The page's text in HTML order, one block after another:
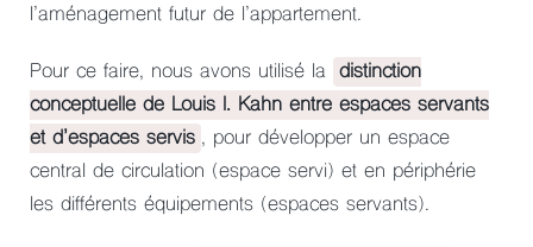
l’aménagement futur de l’appartement.
Pour ce faire, nous avons utilisé la distinction
conceptuelle de Louis I. Kahn entre espaces servants
et d’espaces servis , pour développer un espace
central de circulation (espace servi) et en périphérie
les différents équipements (espaces servants).